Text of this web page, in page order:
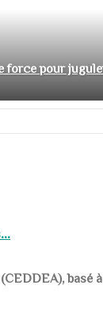
force pour
basé à